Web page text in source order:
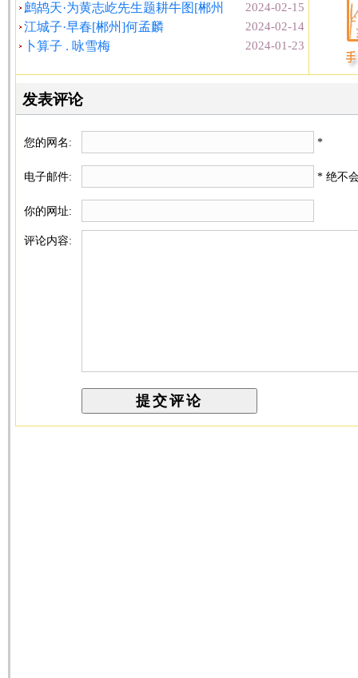
2024-02-15
鹧鸪天·为黄志屹先生题耕牛图[郴州
2024-02-14
江城子·早春[郴州]何孟麟
2024-01-23
卜算子 . 咏雪梅
发表评论
您的网名: *
电子邮件: * 绝不
你的网址:
评论内容: